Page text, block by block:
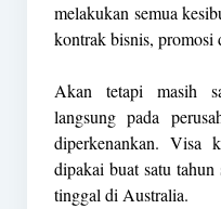
melakukan semua
kontrak bisnis, promosi
Akan tetapi masih
langsung pada
diperkenankan. Visa
dipakai buat satu
tinggal di Australia.